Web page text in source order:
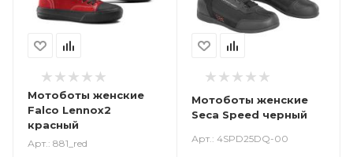
Мотоботы женские
Falco Lennox2
красный
Арт.: 881_red
Мотоботы женские
Seca Speed черный
Арт.: 4SPD25DQ-00